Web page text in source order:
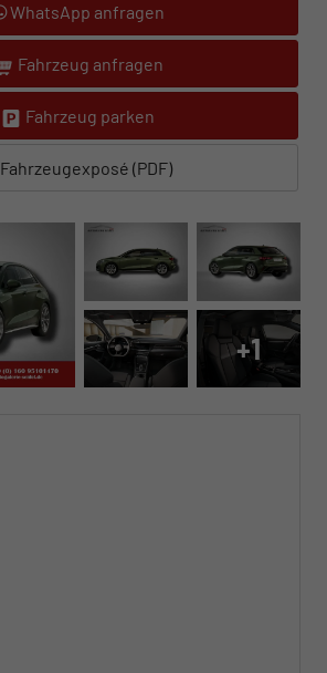
WhatsApp anfragen
Fahrzeug anfragen
Fahrzeug parken
Fahrzeugexposé (PDF)
+1